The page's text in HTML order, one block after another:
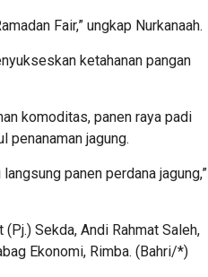
Fair,” ungkap Nurkanaah.
ketahanan pangan
komoditas, panen raya padi
penanaman jagung.
panen perdana jagung,”
Sekda, Andi Rahmat Saleh,
Ekonomi, Rimba. (Bahri/*)